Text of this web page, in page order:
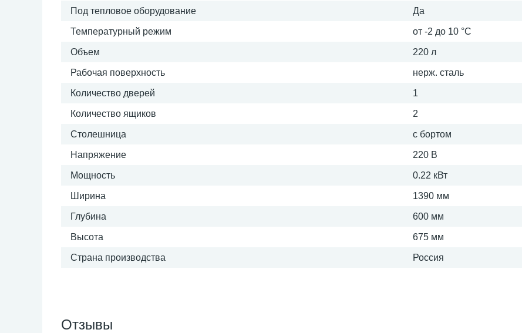
Под тепловое оборудование Да
Температурный режим от -2 до 10 °С
Объем 220 л
Рабочая поверхность нерж. сталь
Количество дверей 1
Количество ящиков 2
Столешница с бортом
Напряжение 220 В
Мощность 0.22 кВт
Ширина 1390 мм
Глубина 600 мм
Высота 675 мм
Страна производства Россия
Отзывы